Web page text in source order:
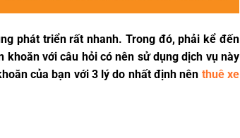
phát triển rất nhanh. Trong đó, phải kể đến
với câu hỏi có nên sử dụng dịch vụ này
của bạn với 3 lý do nhất định nên thuê xe